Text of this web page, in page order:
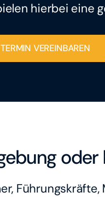
hierbei eine
TERMIN VEREINBAREN
oder
Führungskräfte,